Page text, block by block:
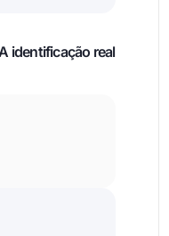
identificação real